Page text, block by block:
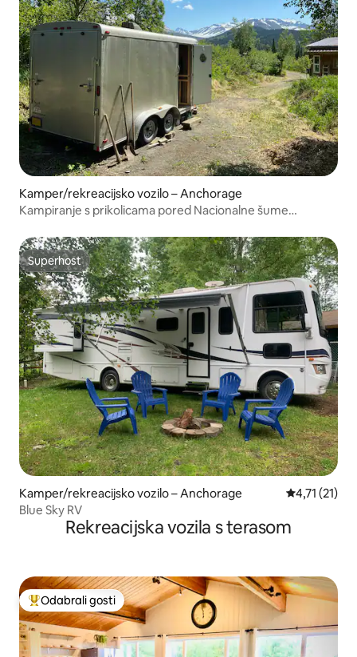
Kamper/rekreacijsko vozilo – Anchorage
Kampiranje s prikolicama pored Nacionalne šume
Superhost
Superhost
Kamper/rekreacijsko vozilo – Anchorage Prosječna
4,71 (21)
Blue Sky RV
Rekreacijska vozila s terasom
Među najviše rangiranima s oznakom „Odabrali gosti”
Odabrali gosti